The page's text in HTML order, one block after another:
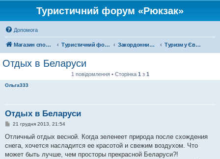
Туристичний форум «Рюкзак»
Допомога
Магазин спорядження Туристичний форум «Рюкзак» Закордонний туризм Туризм у Європі
Отдых в Беларуси
1 повідомлення • Сторінка 1 з 1
Ольга333
Отдых в Беларуси
П
в
д
о
21 грудня 2013, 21:54
Отличный отдых весной. Когда зеленеет природа после схождения
снега, хочется насладится ее красотой и свежим воздухом. Что
может быть лучше, чем просторы прекрасной Беларуси?!